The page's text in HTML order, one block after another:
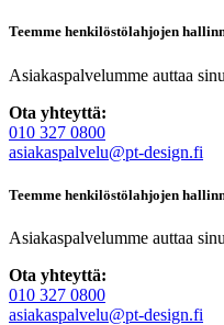
Teemme henkilöstölahjojen
Asiakaspalvelumme auttaa
Ota yhteyttä:
010 327 0800
asiakaspalvelu@pt-design.fi
Teemme henkilöstölahjojen
Asiakaspalvelumme auttaa
Ota yhteyttä:
010 327 0800
asiakaspalvelu@pt-design.fi